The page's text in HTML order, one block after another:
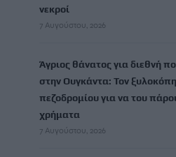
νεκροί
7 Αυγούστου, 2026
Άγριος θάνατος για διεθνή
στην Ουγκάντα: Τον
πεζοδρομίου για να του
χρήματα
7 Αυγούστου, 2026